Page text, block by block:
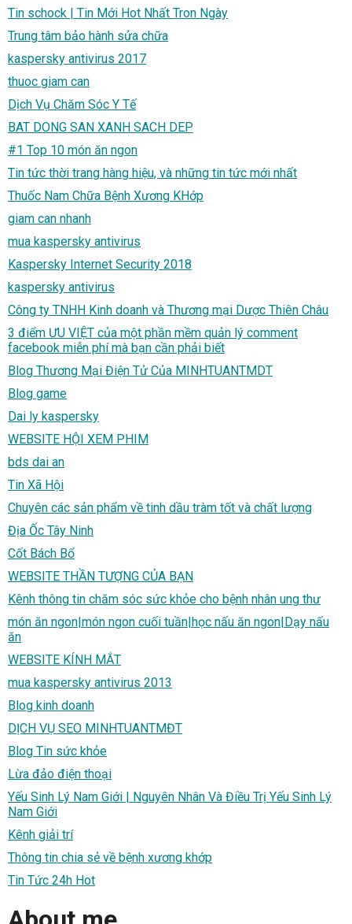
Tin schock | Tin Mới Hot Nhất Tron Ngày
Trung tâm bảo hành sửa chữa
kaspersky antivirus 2017
thuoc giam can
Dịch Vụ Chăm Sóc Y Tế
BAT DONG SAN XANH SACH DEP
#1 Top 10 món ăn ngon
Tin tức thời trang hàng hiệu, và những tin tức mới nhất
Thuốc Nam Chữa Bệnh Xương KHớp
giam can nhanh
mua kaspersky antivirus
Kaspersky Internet Security 2018
kaspersky antivirus
Công ty TNHH Kinh doanh và Thương mại Dược Thiên Châu
3 điểm ƯU VIỆT của một phần mềm quản lý comment
facebook miễn phí mà bạn cần phải biết
Blog Thương Mại Điện Tử Của MINHTUANTMDT
Blog game
Dai ly kaspersky
WEBSITE HỘI XEM PHIM
bds dai an
Tin Xã Hội
Chuyên các sản phẩm về tinh dầu tràm tốt và chất lượng
Địa Ốc Tây Ninh
Cốt Bách Bổ
WEBSITE THẦN TƯỢNG CỦA BẠN
Kênh thông tin chăm sóc sức khỏe cho bệnh nhân ung thư
món ăn ngon|món ngon cuối tuần|học nấu ăn ngon|Dạy nấu
ăn
WEBSITE KÍNH MẮT
mua kaspersky antivirus 2013
Blog kinh doanh
DỊCH VỤ SEO MINHTUANTMĐT
Blog Tin sức khỏe
Lừa đảo điện thoại
Yếu Sinh Lý Nam Giới | Nguyên Nhân Và Điều Trị Yếu Sinh Lý
Nam Giới
Kênh giải trí
Thông tin chia sẻ về bệnh xương khớp
Tin Tức 24h Hot